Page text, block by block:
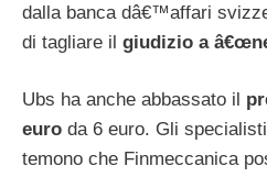
dalla banca dâ€™affari
di tagliare il giudizio a
Ubs ha anche abbassato il
euro da 6 euro. Gli
temono che Finmeccanica